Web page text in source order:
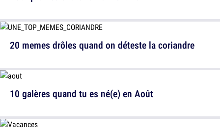
20 memes drôles quand on déteste la coriandre
10 galères quand tu es né(e) en Août